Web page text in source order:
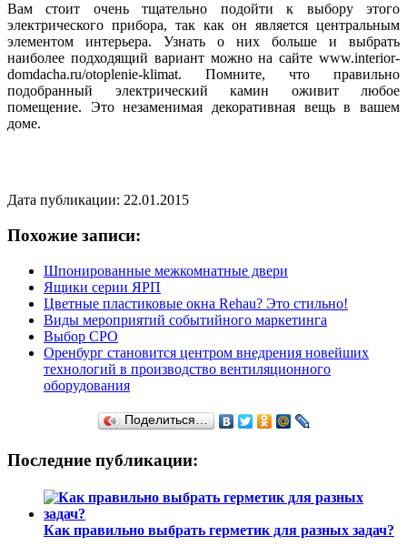
Вам стоит очень тщательно подойти к выбору этого
электрического прибора, так как он является центральным
элементом интерьера. Узнать о них больше и выбрать
наиболее подходящий вариант можно на сайте www.interior-
domdacha.ru/otoplenie-klimat. Помните, что правильно
подобранный электрический камин оживит любое
помещение. Это незаменимая декоративная вещь в вашем
доме.
Дата публикации: 22.01.2015
Похожие записи:
Шпонированные межкомнатные двери
Ящики серии ЯРП
Цветные пластиковые окна Rehau? Это стильно!
Виды мероприятий событийного маркетинга
Выбор СРО
Оренбург становится центром внедрения новейших
технологий в производство вентиляционного
оборудования
Поделиться…
Последние публикации:
Как правильно выбрать герметик для разных задач?